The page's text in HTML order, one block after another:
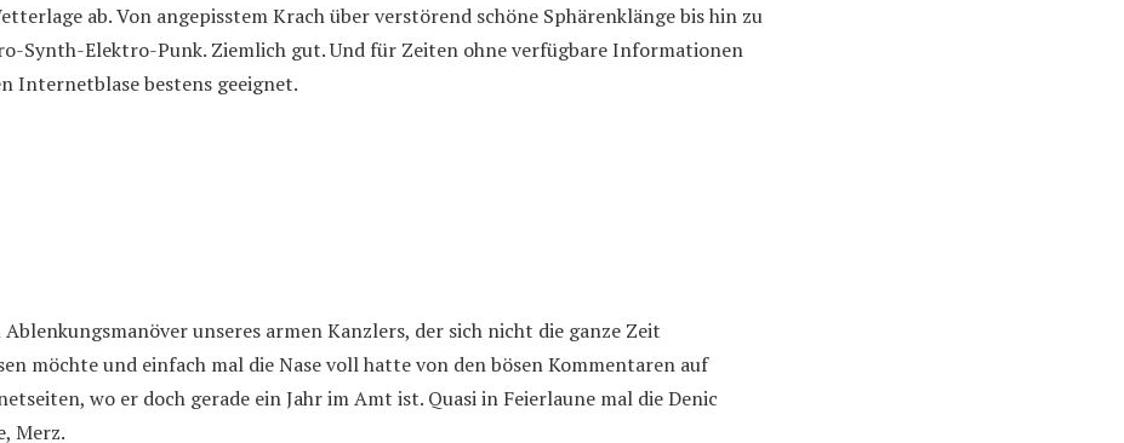
ab. Von angepisstem Krach über verstörend schöne Sphärenklänge bis hin zu
Synth-Elektro-Punk. Ziemlich gut. Und für Zeiten ohne verfügbare Informationen
Internetblase bestens geeignet.
Ablenkungsmanöver unseres armen Kanzlers, der sich nicht die ganze Zeit
möchte und einfach mal die Nase voll hatte von den bösen Kommentaren auf
wo er doch gerade ein Jahr im Amt ist. Quasi in Feierlaune mal die Denic
Merz.